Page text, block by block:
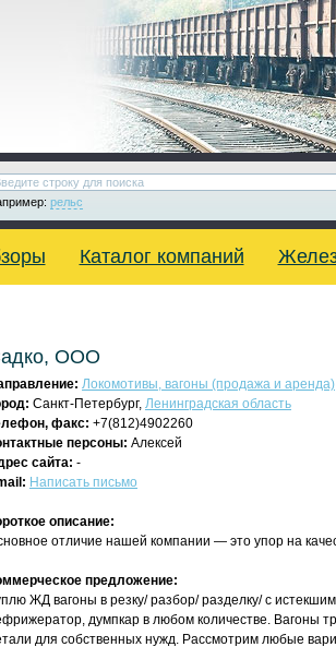
рельс
Каталог компаний
ООО
Локомотивы, вагоны (продажа и аренда)
Санкт-Петербург, Ленинградская область
факс: +7(812)4902260
персоны: Алексей
сайта: -
Написать письмо
описание:
отличие нашей компании — это упор на
предложение:
ЖД вагоны в резку/ разбор/ разделку/ с
думпкар в любом количестве. Вагоны
для собственных нужд. Рассмотрим любые